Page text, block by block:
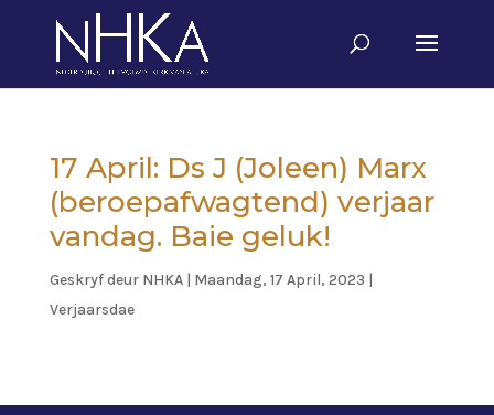
17 April: Ds J (Joleen) Marx
(beroepafwagtend) verjaar
vandag. Baie geluk!
Geskryf deur NHKA| Maandag, 17 April, 2023 |
Verjaarsdae